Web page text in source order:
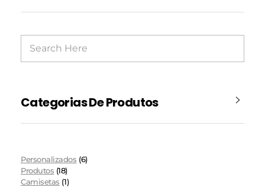
Categorias De Produtos
Personalizados (6)
Produtos (18)
Camisetas (1)